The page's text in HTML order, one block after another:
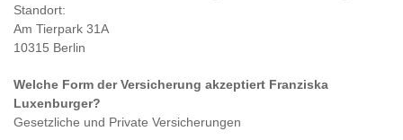
Standort:
Am Tierpark 31A
10315 Berlin
Welche Form der Versicherung akzeptiert Franziska
Luxenburger?
Gesetzliche und Private Versicherungen